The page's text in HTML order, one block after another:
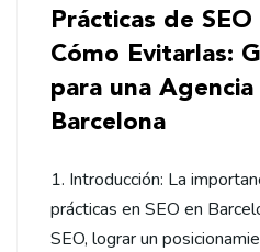
Prácticas de
Cómo Evitarlas:
para una Agencia
Barcelona
1. Introducción: La
prácticas en SEO en
SEO, lograr un